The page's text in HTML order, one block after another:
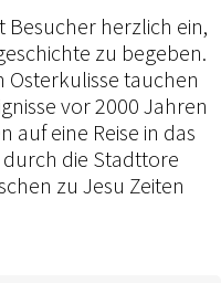
herzlich ein,
zu begeben.
tauchen
vor 2000 Jahren
auf eine Reise in das
die Stadttore
zu Jesu Zeiten